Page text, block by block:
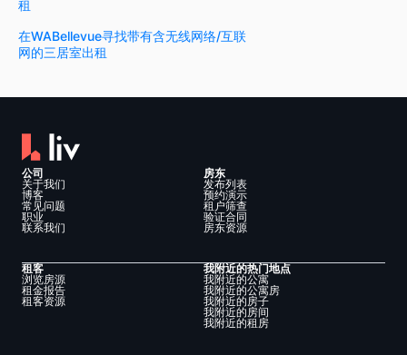
租
在WABellevue寻找带有含无线网络/互联
网的三居室出租
公司
关于我们
博客
常见问题
职业
联系我们
房东
发布列表
预约演示
租户筛查
验证合同
房东资源
租客
浏览房源
租金报告
租客资源
我附近的热门地点
我附近的公寓
我附近的公寓房
我附近的房子
我附近的房间
我附近的租房